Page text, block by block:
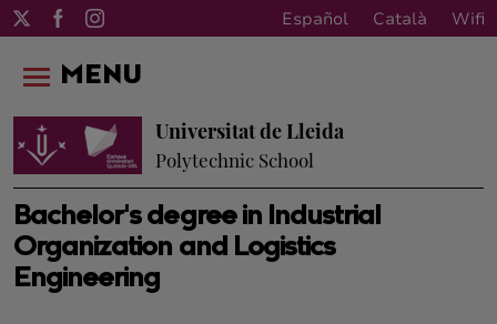
Español Català Wifi
Bachelor's degree in Industrial
Organization and Logistics
Engineering
Universitat de Lleida
Polytechnic School
MENU